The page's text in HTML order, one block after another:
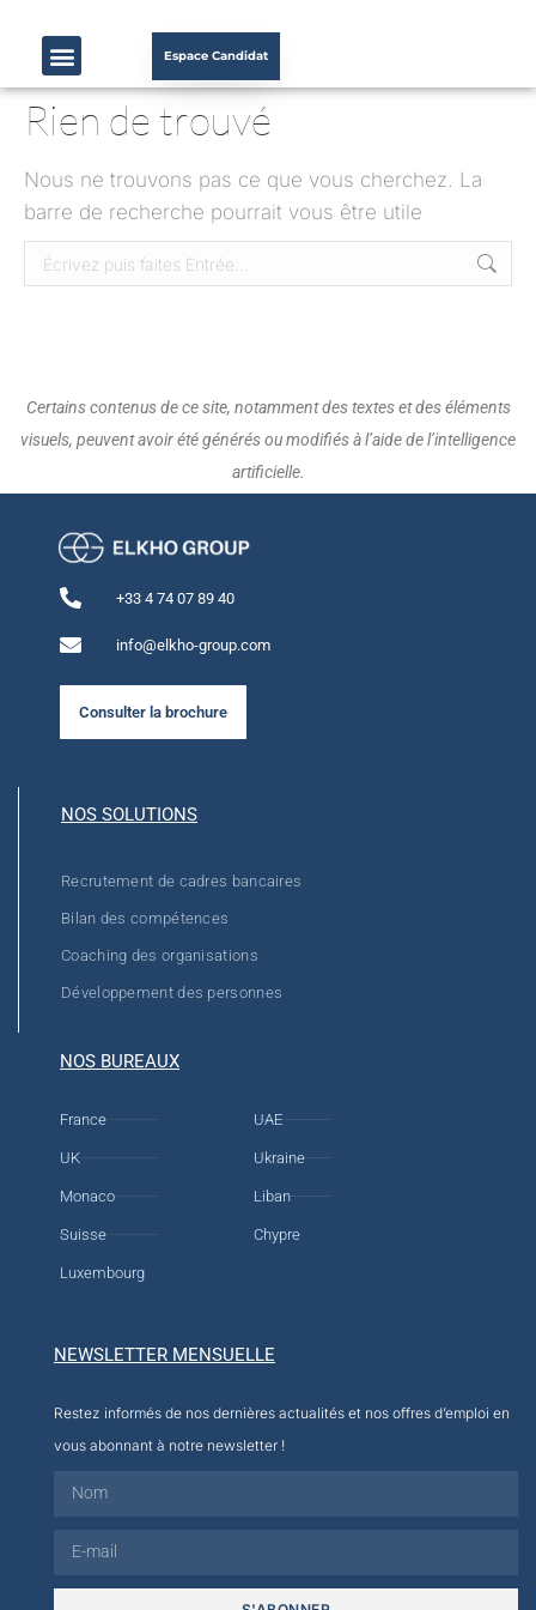
Espace Candidat
Rien de trouvé
Nous ne trouvons pas ce que vous cherchez. La
barre de recherche pourrait vous être utile
Certains contenus de ce site, notamment des textes et des éléments
visuels, peuvent avoir été générés ou modifiés à l’aide de l’intelligence
artificielle.
+33 4 74 07 89 40
info@elkho-group.com
Consulter la brochure
NOS SOLUTIONS
Recrutement de cadres bancaires
Bilan des compétences
Coaching des organisations
Développement des personnes
NOS BUREAUX
France
UK
Monaco
Suisse
Luxembourg
UAE
Ukraine
Liban
Chypre
NEWSLETTER MENSUELLE
Restez informés de nos dernières actualités et nos offres d’emploi en
vous abonnant à notre newsletter !